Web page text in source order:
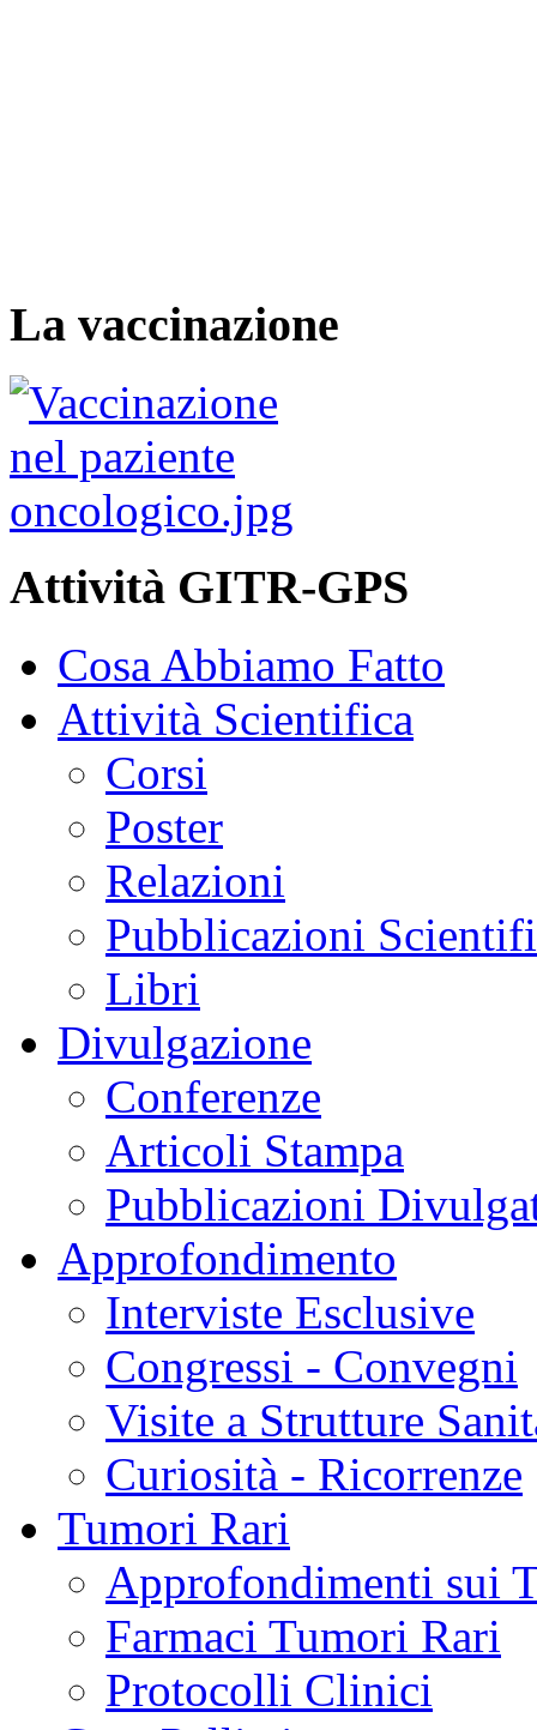
La vaccinazione
Attività GITR-GPS
Cosa Abbiamo Fatto
Attività Scientifica
Corsi
Poster
Relazioni
Pubblicazioni
Libri
Divulgazione
Conferenze
Articoli Stampa
Pubblicazioni
Approfondimento
Interviste Esclusive
Congressi - Convegni
Visite a Strutture
Curiosità - Ricorrenze
Tumori Rari
Approfondimenti sui
Farmaci Tumori Rari
Protocolli Clinici